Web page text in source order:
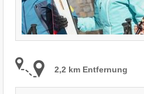
2,2 km Entfernung